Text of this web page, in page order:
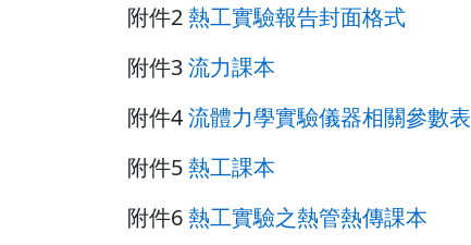
附件2熱工實驗報告封面格式
附件3流力課本
附件4流體力學實驗儀器相關參數表
附件5熱工課本
附件6熱工實驗之熱管熱傳課本